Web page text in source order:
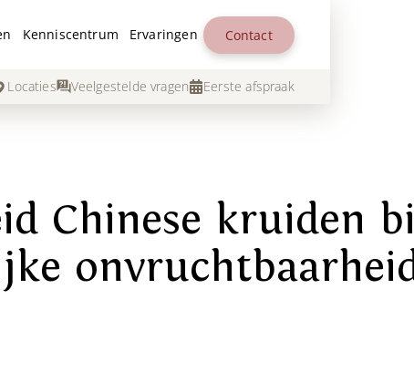
Kenniscentrum Ervaringen Contact
Locaties Veelgestelde vragen Eerste afspraak
Chinese kruiden